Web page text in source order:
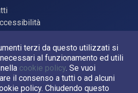
terzi da questo utilizzati si
al funzionamento ed utili
cookie policy. Se vuoi
il consenso a tutti o ad alcuni
policy. Chiudendo questo
2026. P.Iva 03638121008